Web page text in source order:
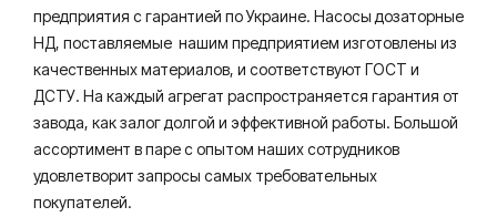
предприятия с гарантией по Украине. Насосы дозаторные
НД, поставляемые нашим предприятием изготовлены из
качественных материалов, и соответствуют ГОСТ и
ДСТУ. На каждый агрегат распространяется гарантия от
завода, как залог долгой и эффективной работы. Большой
ассортимент в паре с опытом наших сотрудников
удовлетворит запросы самых требовательных
покупателей.